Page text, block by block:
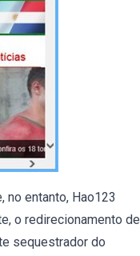
entanto, Hao123
o redirecionamento de
sequestrador do